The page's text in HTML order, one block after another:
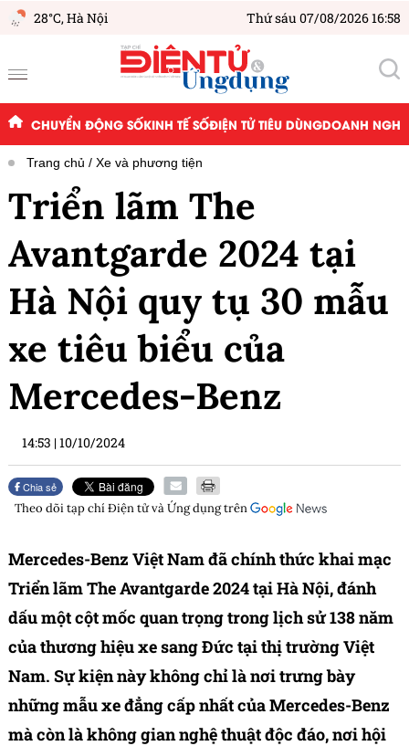
28°C,Hà Nội Thứ sáu 07/08/2026 16:58
CHUYỂN ĐỘNG SỐKINH TẾ SỐĐIỆN TỬ TIÊU DÙNGDOANH
Trang chủ Xe và phương tiện
Triển lãm The
Avantgarde 2024 tại
Hà Nội quy tụ 30 mẫu
xe tiêu biểu của
Mercedes-Benz
14:53 |10/10/2024
Chia sẻ
Theo dõi tạp chíĐiện tử và Ứng dụngtrên
Mercedes-Benz Việt Nam đã chính thức khai mạc
Triển lãm The Avantgarde 2024 tại Hà Nội, đánh
dấu một cột mốc quan trọng trong lịch sử 138 năm
của thương hiệu xe sang Đức tại thị trường Việt
Nam. Sự kiện này không chỉ là nơi trưng bày
những mẫu xe đẳng cấp nhất của Mercedes-Benz
mà còn là không gian nghệ thuật độc đáo, nơi hội